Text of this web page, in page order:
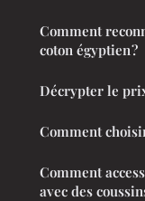
Comment
coton égyptien ?
Décrypter le
Comment
Comment
avec des